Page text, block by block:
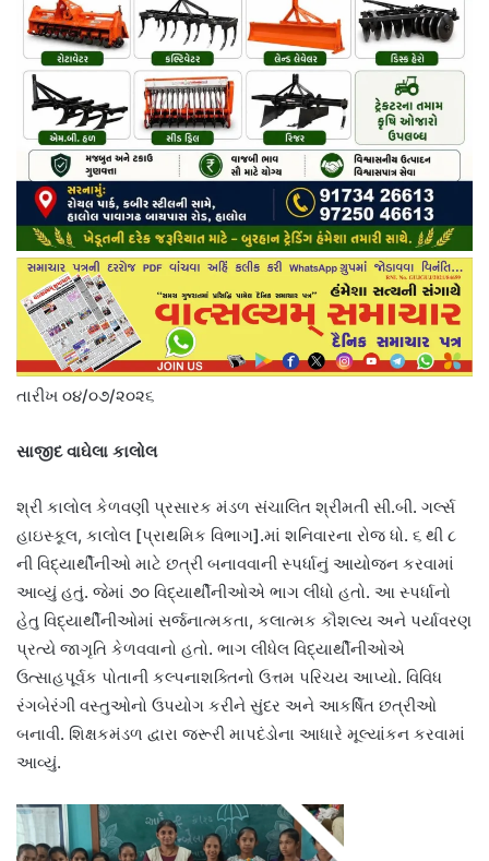
તારીખ ૦૪/૦૭/૨૦૨૬
સાજીદ વાઘેલા કાલોલ
શ્રી કાલોલ કેળવણી પ્રસારક મંડળ સંચાલિત શ્રીમતી સી.બી. ગર્લ્સ
હાઇસ્કૂલ, કાલોલ [પ્રાથમિક વિભાગ].માં શનિવારના રોજ ધો. ૬ થી ૮
ની વિદ્યાર્થીનીઓ માટે છત્રી બનાવવાની સ્પર્ધાનું આયોજન કરવામાં
આવ્યું હતું. જેમાં ૭૦ વિદ્યાર્થીનીઓએ ભાગ લીધો હતો. આ સ્પર્ધાનો
હેતુ વિદ્યાર્થીનીઓમાં સર્જનાત્મકતા, કલાત્મક કૌશલ્ય અને પર્યાવરણ
પ્રત્યે જાગૃતિ કેળવવાનો હતો. ભાગ લીધેલ વિદ્યાર્થીનીઓએ
ઉત્સાહપૂર્વક પોતાની કલ્પનાશક્તિનો ઉત્તમ પરિચય આપ્યો. વિવિધ
રંગબેરંગી વસ્તુઓનો ઉપયોગ કરીને સુંદર અને આકર્ષિત છત્રીઓ
બનાવી. શિક્ષકમંડળ દ્વારા જરૂરી માપદંડોના આધારે મૂલ્યાંકન કરવામાં
આવ્યું.